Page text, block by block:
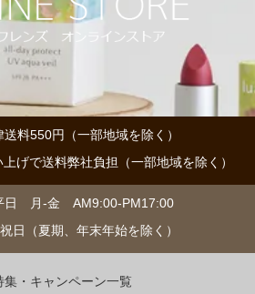
料550円（一部地域を除く）
げで送料弊社負担（一部地域を除く）
日 月-金 AM9:00-PM17:00
日（夏期、年末年始を除く）
集・キャンペーン一覧